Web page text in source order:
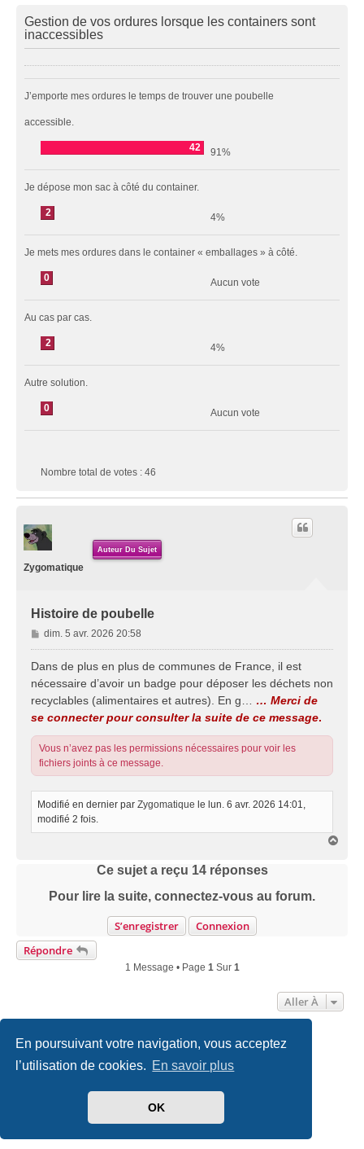
En poursuivant votre navigation, vous acceptez
l’utilisation de cookies. En savoir plus
OK
Gestion de vos ordures lorsque les containers sont
inaccessibles
J’emporte mes ordures le temps de trouver une poubelle
accessible.
42 91%
Je dépose mon sac à côté du container.
2 4%
Je mets mes ordures dans le container « emballages » à côté.
0 Aucun vote
Au cas par cas.
2 4%
Autre solution.
0 Aucun vote
Nombre total de votes : 46
Auteur Du Sujet
Zygomatique
Histoire de poubelle
M
e
a
g
e
dim. 5 avr. 2026 20:58
Dans de plus en plus de communes de France, il est
nécessaire d’avoir un badge pour déposer les déchets non
recyclables (alimentaires et autres). En g…
… Merci de
se connecter pour consulter la suite de ce message.
Vous n’avez pas les permissions nécessaires pour voir les
fichiers joints à ce message.
Modifié en dernier par Zygomatique le lun. 6 avr. 2026 14:01,
modifié 2 fois.
Ce sujet a reçu 14réponses
Pour lire la suite, connectez-vous au forum.
S’enregistrer
Connexion
Répondre
1 Message • Page 1 Sur 1
Aller À
Accueil Politiques & cookies Nous contacter
phpBB-fr.com
created by INVENTEA & v12mike